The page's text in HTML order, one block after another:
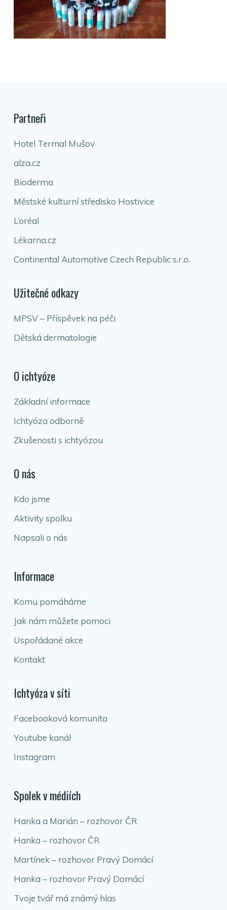
Partneři
Hotel Termal Mušov
alza.cz
Bioderma
Městské kulturní středisko Hostivice
L’oréal
Lékarna.cz
Continental Automotive Czech Republic s.r.o.
Užitečné odkazy
MPSV – Příspěvek na péči
Dětská dermatologie
O ichtyóze
Základní informace
Ichtyóza odborně
Zkušenosti s ichtyózou
O nás
Kdo jsme
Aktivity spolku
Napsali o nás
Informace
Komu pomáháme
Jak nám můžete pomoci
Uspořádané akce
Kontakt
Ichtyóza v síti
Facebooková komunita
Youtube kanál
Instagram
Spolek v médiích
Hanka a Marián – rozhovor ČR
Hanka – rozhovor ČR
Martínek – rozhovor Pravý Domácí
Hanka – rozhovor Pravý Domácí
Tvoje tvář má známý hlas